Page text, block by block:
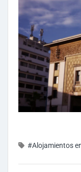
#Alojamientos